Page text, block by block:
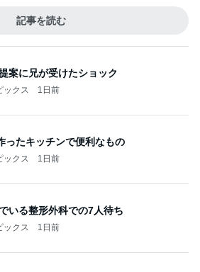
記事を読む
案に兄が受けたショック
ックス 1日前
ったキッチンで便利なもの
ックス 1日前
いる整形外科での7人待ち
ックス 1日前